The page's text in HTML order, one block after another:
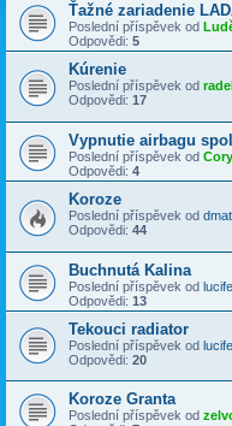
Ťažné zariadenie
Poslední příspěvek od
Odpovědi: 5
Kúrenie
Poslední příspěvek od
Odpovědi: 17
Vypnutie airbagu
Poslední příspěvek od Cory
Odpovědi: 4
Koroze
Poslední příspěvek od
Odpovědi: 44
Buchnutá Kalina
Poslední příspěvek od
Odpovědi: 13
Tekouci radiator
Poslední příspěvek od
Odpovědi: 20
Koroze Granta
Poslední příspěvek od